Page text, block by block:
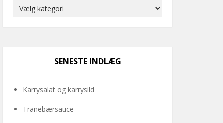
Kategorier
SENESTE INDLÆG
Karrysalat og karrysild
Tranebærsauce